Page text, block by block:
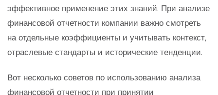
эффективное применение этих знаний. При анализе
финансовой отчетности компании важно смотреть
на отдельные коэффициенты и учитывать контекст,
отраслевые стандарты и исторические тенденции.
Вот несколько советов по использованию анализа
финансовой отчетности при принятии